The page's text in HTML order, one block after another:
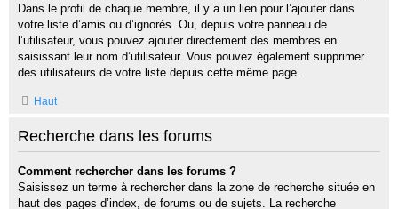
Dans le profil de chaque membre, il y a un lien pour l’ajouter dans
votre liste d’amis ou d’ignorés. Ou, depuis votre panneau de
l’utilisateur, vous pouvez ajouter directement des membres en
saisissant leur nom d’utilisateur. Vous pouvez également supprimer
des utilisateurs de votre liste depuis cette même page.
Haut
Recherche dans les forums
Comment rechercher dans les forums ?
Saisissez un terme à rechercher dans la zone de recherche située en
haut des pages d’index, de forums ou de sujets. La recherche